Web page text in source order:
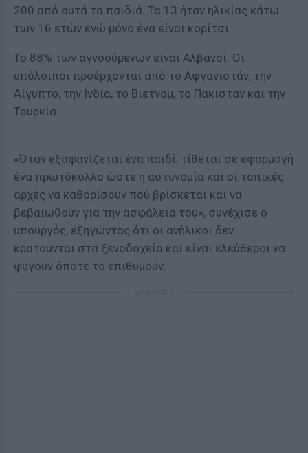
200 από αυτά τα παιδιά. Τα 13 ήταν ηλικίας κάτω
των 16 ετών ενώ μόνο ένα είναι κορίτσι.
Το 88% των αγνοούμενων είναι Αλβανοί. Οι
υπόλοιποι προέρχονται από το Αφγανιστάν, την
Αίγυπτο, την Ινδία, το Βιετνάμ, το Πακιστάν και την
Τουρκία.
«Όταν εξαφανίζεται ένα παιδί, τίθεται σε εφαρμογή
ένα πρωτόκολλο ώστε η αστυνομία και οι τοπικές
αρχές να καθορίσουν πού βρίσκεται και να
βεβαιωθούν για την ασφάλειά του», συνέχισε ο
υπουργός, εξηγώντας ότι οι ανήλικοι δεν
κρατούνται στα ξενοδοχεία και είναι ελεύθεροι να
φύγουν όποτε το επιθυμούν.